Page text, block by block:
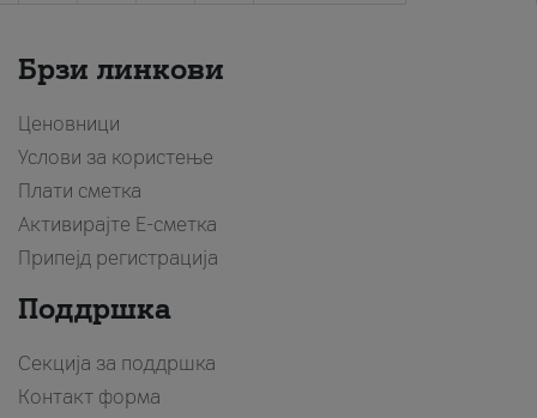
Брзи линкови
Ценовници
Услови за користење
Плати сметка
Активирајте Е-сметка
Припејд регистрација
Поддршка
Секција за поддршка
Контакт форма